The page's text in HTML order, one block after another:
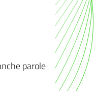
parole